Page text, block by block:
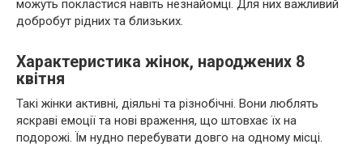
можуть покластися навіть незнайомці. Для них важливий
добробут рідних та близьких.
Характеристика жінок, народжених 8
квітня
Такі жінки активні, діяльні та різнобічні. Вони люблять
яскраві емоції та нові враження, що штовхає їх на
подорожі. Їм нудно перебувати довго на одному місці.